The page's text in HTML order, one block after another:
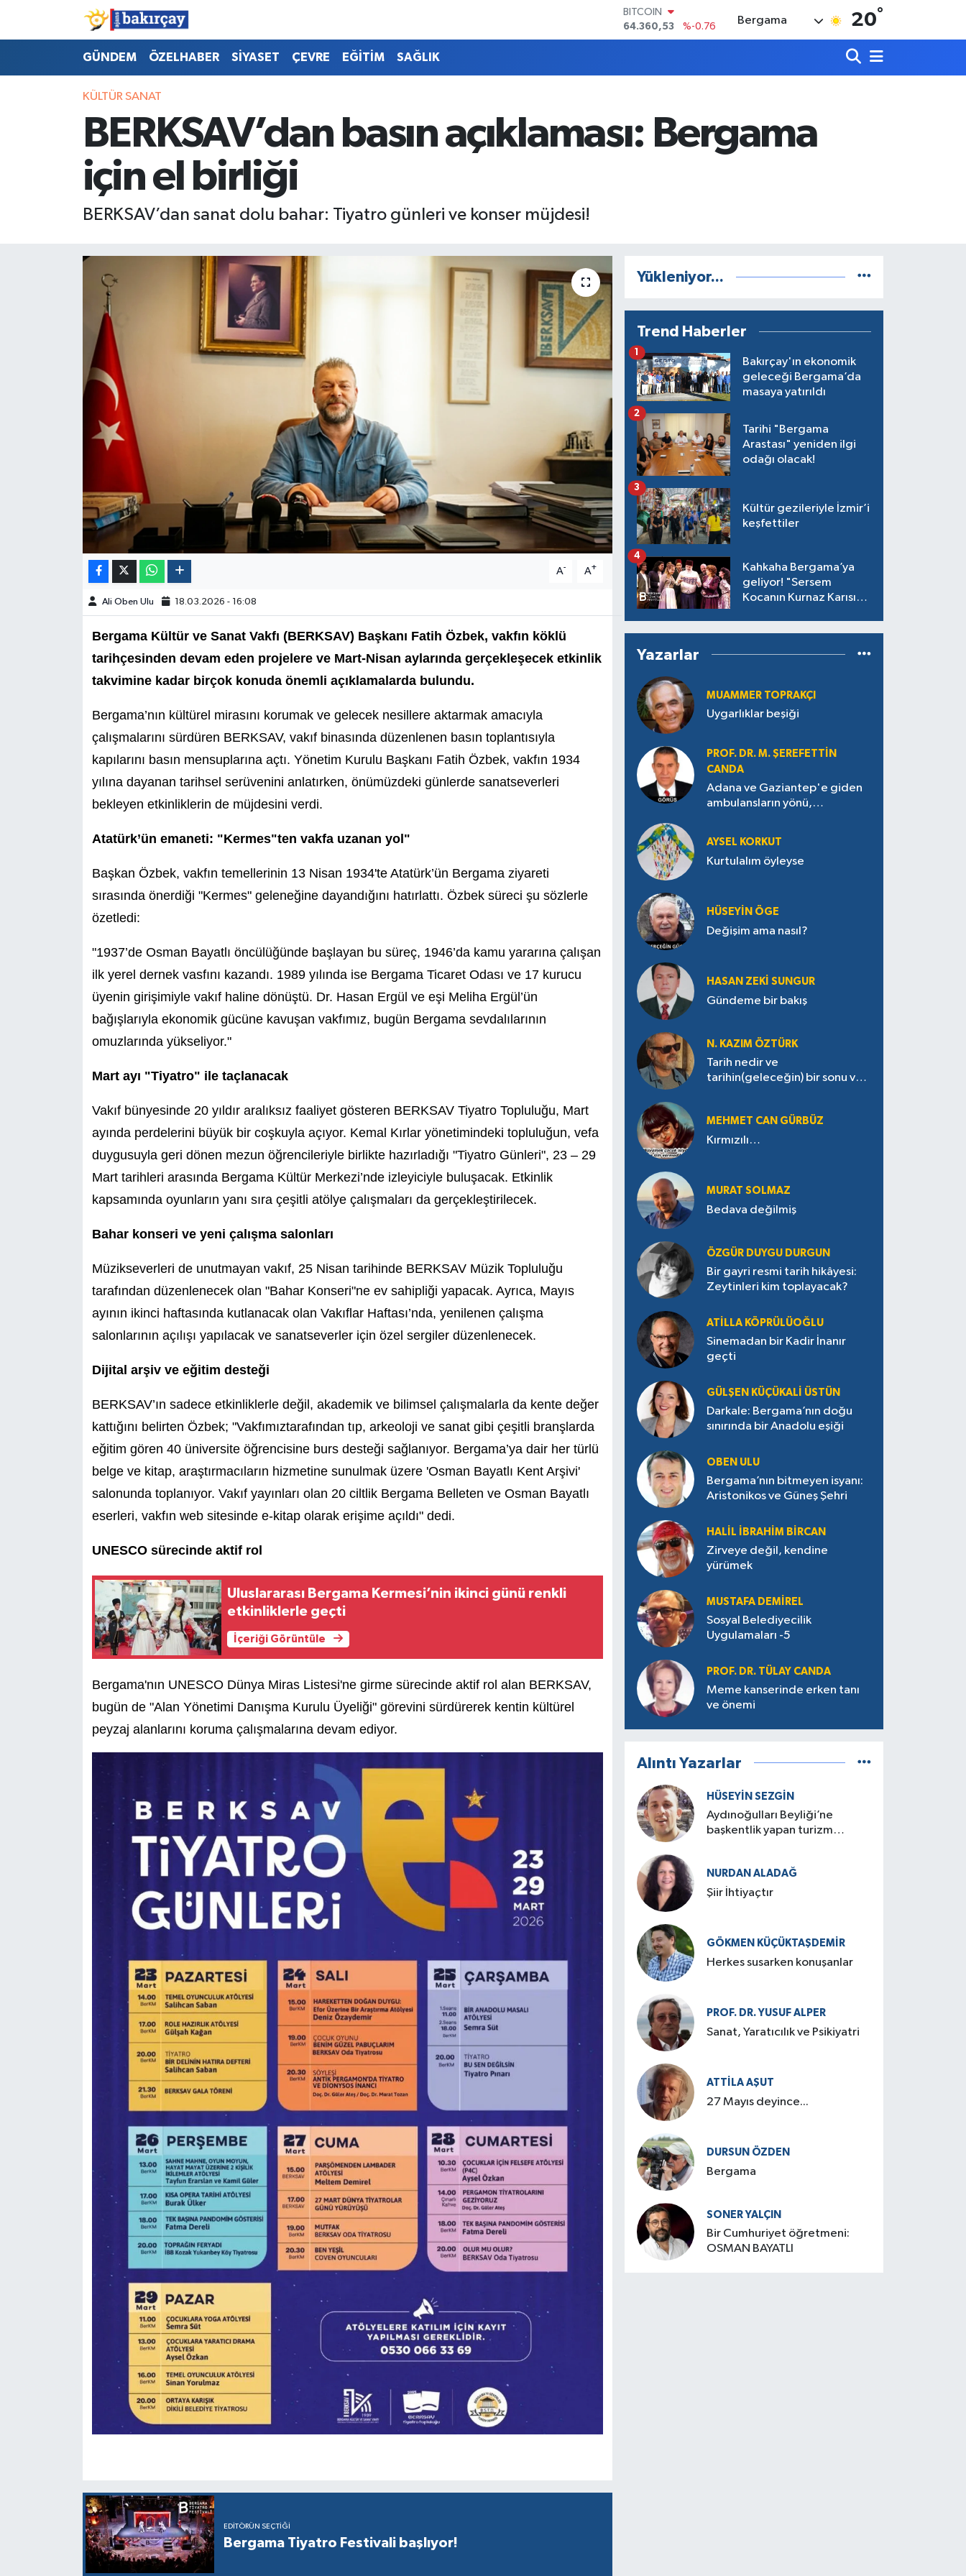
DOLAR
47,7143
%0.16
EURO
BİST100
13.799
%70
Bergama 20°
GÜNDEM ÖZELHABER SİYASET ÇEVRE EĞİTİM SAĞLIK
KÜLTÜR SANAT
BERKSAV’dan basın açıklaması: Bergama
için el birliği
BERKSAV’dan sanat dolu bahar: Tiyatro günleri ve konser müjdesi!
A- A+
Ali Oben Ulu 18.03.2026 - 16:08
Bergama Kültür ve Sanat Vakfı (BERKSAV) Başkanı Fatih Özbek, vakfın köklü
tarihçesinden devam eden projelere ve Mart-Nisan aylarında gerçekleşecek etkinlik
takvimine kadar birçok konuda önemli açıklamalarda bulundu.
Bergama’nın kültürel mirasını korumak ve gelecek nesillere aktarmak amacıyla
çalışmalarını sürdüren BERKSAV, vakıf binasında düzenlenen basın toplantısıyla
kapılarını basın mensuplarına açtı. Yönetim Kurulu Başkanı Fatih Özbek, vakfın 1934
yılına dayanan tarihsel serüvenini anlatırken, önümüzdeki günlerde sanatseverleri
bekleyen etkinliklerin de müjdesini verdi.
Atatürk’ün emaneti: "Kermes"ten vakfa uzanan yol"
Başkan Özbek, vakfın temellerinin 13 Nisan 1934'te Atatürk’ün Bergama ziyareti
sırasında önerdiği "Kermes" geleneğine dayandığını hatırlattı. Özbek süreci şu sözlerle
özetledi:
"1937’de Osman Bayatlı öncülüğünde başlayan bu süreç, 1946’da kamu yararına çalışan
ilk yerel dernek vasfını kazandı. 1989 yılında ise Bergama Ticaret Odası ve 17 kurucu
üyenin girişimiyle vakıf haline dönüştü. Dr. Hasan Ergül ve eşi Meliha Ergül’ün
bağışlarıyla ekonomik gücüne kavuşan vakfımız, bugün Bergama sevdalılarının
omuzlarında yükseliyor."
Mart ayı "Tiyatro" ile taçlanacak
Vakıf bünyesinde 20 yıldır aralıksız faaliyet gösteren BERKSAV Tiyatro Topluluğu, Mart
ayında perdelerini büyük bir coşkuyla açıyor. Kemal Kırlar yönetimindeki topluluğun, vefa
duygusuyla geri dönen mezun öğrencileriyle birlikte hazırladığı "Tiyatro Günleri", 23 – 29
Mart tarihleri arasında Bergama Kültür Merkezi’nde izleyiciyle buluşacak. Etkinlik
kapsamında oyunların yanı sıra çeşitli atölye çalışmaları da gerçekleştirilecek.
Bahar konseri ve yeni çalışma salonları
Müzikseverleri de unutmayan vakıf, 25 Nisan tarihinde BERKSAV Müzik Topluluğu
tarafından düzenlenecek olan "Bahar Konseri"ne ev sahipliği yapacak. Ayrıca, Mayıs
ayının ikinci haftasında kutlanacak olan Vakıflar Haftası’nda, yenilenen çalışma
salonlarının açılışı yapılacak ve sanatseverler için özel sergiler düzenlenecek.
Dijital arşiv ve eğitim desteği
BERKSAV’ın sadece etkinliklerle değil, akademik ve bilimsel çalışmalarla da kente değer
kattığını belirten Özbek; "Vakfımıztarafından tıp, arkeoloji ve sanat gibi çeşitli branşlarda
eğitim gören 40 üniversite öğrencisine burs desteği sağlanıyor. Bergama’ya dair her türlü
belge ve kitap, araştırmacıların hizmetine sunulmak üzere 'Osman Bayatlı Kent Arşivi'
salonunda toplanıyor. Vakıf yayınları olan 20 ciltlik Bergama Belleten ve Osman Bayatlı
eserleri, vakfın web sitesinde e-kitap olarak erişime açıldı" dedi.
UNESCO sürecinde aktif rol
Uluslararası Bergama Kermesi’nin ikinci günü renkli
etkinliklerle geçti
İçeriği Görüntüle
Bergama'nın UNESCO Dünya Miras Listesi'ne girme sürecinde aktif rol alan BERKSAV,
bugün de "Alan Yönetimi Danışma Kurulu Üyeliği" görevini sürdürerek kentin kültürel
peyzaj alanlarını koruma çalışmalarına devam ediyor.
EDITÖRÜN SEÇTIĞI
Bergama Tiyatro Festivali başlıyor!
Yükleniyor...
Trend Haberler
Bakırçay'ın ekonomik
geleceği Bergama’da
masaya yatırıldı
1
Tarihi "Bergama
Arastası" yeniden ilgi
odağı olacak!
2
Kültür gezileriyle İzmir’i
keşfettiler
3
Kahkaha Bergama’ya
geliyor! "Sersem
Kocanın Kurnaz Karısı"
4
Yazarlar
MUAMMER TOPRAKÇI
Uygarlıklar beşiği
PROF. DR. M. ŞEREFETTIN
CANDA
Adana ve Gaziantep'e giden
ambulansların yönü,
AYSEL KORKUT
Kurtulalım öyleyse
HÜSEYIN ÖGE
Değişim ama nasıl?
HASAN ZEKI SUNGUR
Gündeme bir bakış
N. KAZIM ÖZTÜRK
Tarih nedir ve
tarihin(geleceğin) bir sonu var
MEHMET CAN GÜRBÜZ
Kırmızılı…
MURAT SOLMAZ
Bedava değilmiş
ÖZGÜR DUYGU DURGUN
Bir gayri resmi tarih hikâyesi:
Zeytinleri kim toplayacak?
ATILLA KÖPRÜLÜOĞLU
Sinemadan bir Kadir İnanır
geçti
GÜLŞEN KÜÇÜKALI ÜSTÜN
Darkale: Bergama’nın doğu
sınırında bir Anadolu eşiği
OBEN ULU
Bergama’nın bitmeyen isyanı:
Aristonikos ve Güneş Şehri
HALIL İBRAHIM BIRCAN
Zirveye değil, kendine
yürümek
MUSTAFA DEMIREL
Sosyal Belediyecilik
Uygulamaları -5
PROF. DR. TÜLAY CANDA
Meme kanserinde erken tanı
ve önemi
Alıntı Yazarlar
HÜSEYIN SEZGIN
Aydınoğulları Beyliği’ne
başkentlik yapan turizm
NURDAN ALADAĞ
Şiir İhtiyaçtır
GÖKMEN KÜÇÜKTAŞDEMIR
Herkes susarken konuşanlar
PROF. DR. YUSUF ALPER
Sanat, Yaratıcılık ve Psikiyatri
ATTILA AŞUT
27 Mayıs deyince...
DURSUN ÖZDEN
Bergama
SONER YALÇIN
Bir Cumhuriyet öğretmeni:
OSMAN BAYATLI
İzmir Nöbetçi Eczaneler
İzmir Hava Durumu
İzmir Namaz Vakitleri
İzmir Trafik Yoğunluk Haritası
Son Dakika Haberleri
Haber Arşivi